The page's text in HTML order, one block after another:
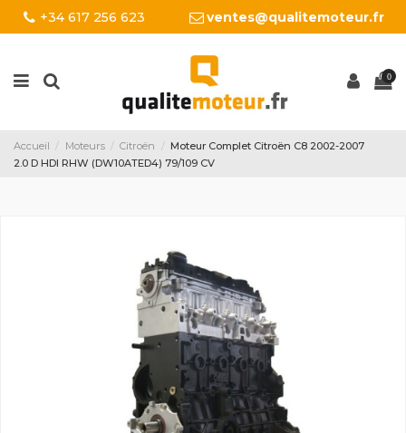
+34 617 256 623 ventes@qualitemoteur.fr
0
Accueil Moteurs Citroën
Moteur Complet Citroën C8 2002-2007
2.0 D HDI RHW (DW10ATED4) 79/109 CV